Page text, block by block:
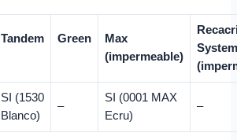
Tandem Green
Max
(impermeable)
SI (1530
Blanco)
–
SI (0001 MAX
Ecru)
–